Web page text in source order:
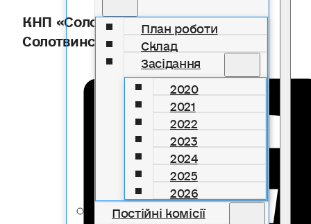
План роботи
Склад
Засідання
2020
2021
2022
2023
2024
2025
2026
Постійні комісії
КНП «Солотвинська лікарня»
Солотвинської селищної ради